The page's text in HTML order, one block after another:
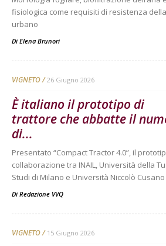
fisiologica come requisiti di resistenza
urbano
Di Elena Brunori
VIGNETO 26 Giugno 2026
È italiano il prototipo di
trattore che abbatte il
di...
Presentato “Compact Tractor 4.0”, il
collaborazione tra INAIL, Università della
Studi di Milano e Università Niccolò Cusano
Di Redazione VVQ
VIGNETO 15 Giugno 2026